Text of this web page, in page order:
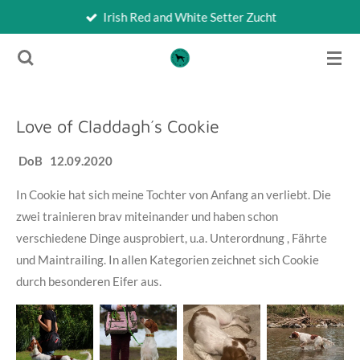
springen
Irish Red and White Setter Zucht
Love of Claddagh´s Cookie
DoB 12.09.2020
In Cookie hat sich meine Tochter von Anfang an verliebt. Die
zwei trainieren brav miteinander und haben schon
verschiedene Dinge ausprobiert, u.a. Unterordnung , Fährte
und Maintrailing. In allen Kategorien zeichnet sich Cookie
durch besonderen Eifer aus.